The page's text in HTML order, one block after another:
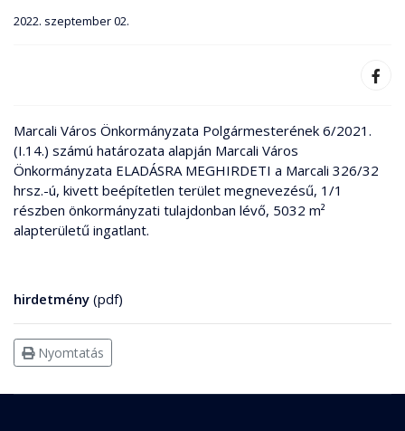
2022. szeptember 02.
Marcali Város Önkormányzata Polgármesterének 6/2021.
(I.14.) számú határozata alapján Marcali Város
Önkormányzata ELADÁSRA MEGHIRDETI a Marcali 326/32
hrsz.-ú, kivett beépítetlen terület megnevezésű, 1/1
részben önkormányzati tulajdonban lévő, 5032 m²
alapterületű ingatlant.
hirdetmény (pdf)
Nyomtatás